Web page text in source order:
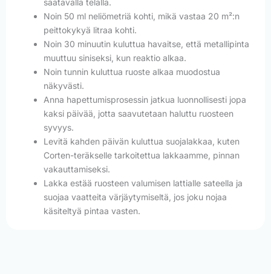
Noin 50 ml neliömetriä kohti, mikä vastaa 20 m²:n
peittokykyä litraa kohti.
Noin 30 minuutin kuluttua havaitse, että metallipinta
muuttuu siniseksi, kun reaktio alkaa.
Noin tunnin kuluttua ruoste alkaa muodostua
näkyvästi.
Anna hapettumisprosessin jatkua luonnollisesti jopa
kaksi päivää, jotta saavutetaan haluttu ruosteen
syvyys.
Levitä kahden päivän kuluttua suojalakkaa, kuten
Corten-teräkselle tarkoitettua lakkaamme, pinnan
vakauttamiseksi.
Lakka estää ruosteen valumisen lattialle sateella ja
suojaa vaatteita värjäytymiseltä, jos joku nojaa
käsiteltyä pintaa vasten.